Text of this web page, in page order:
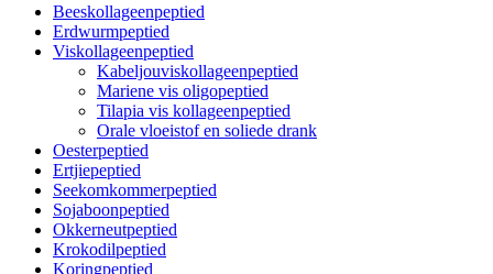
Beeskollageenpeptied
Erdwurmpeptied
Viskollageenpeptied
Kabeljouviskollageenpeptied
Mariene vis oligopeptied
Tilapia vis kollageenpeptied
Orale vloeistof en soliede drank
Oesterpeptied
Ertjiepeptied
Seekomkommerpeptied
Sojaboonpeptied
Okkerneutpeptied
Krokodilpeptied
Koringpeptied